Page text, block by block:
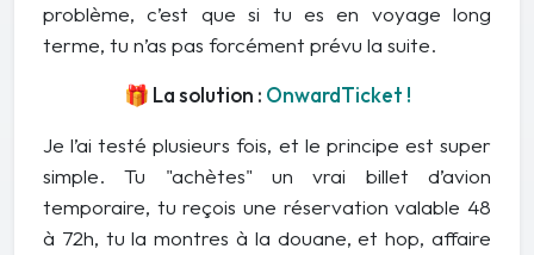
problème, c’est que si tu es en voyage long
terme, tu n’as pas forcément prévu la suite.
🎁 La solution : OnwardTicket !
Je l’ai testé plusieurs fois, et le principe est super
simple. Tu "achètes" un vrai billet d’avion
temporaire, tu reçois une réservation valable 48
à 72h, tu la montres à la douane, et hop, affaire